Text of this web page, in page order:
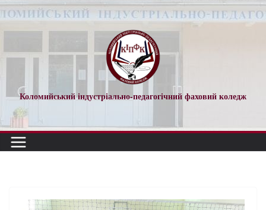
Коломийський індустріально-педагогічний фаховий коледж